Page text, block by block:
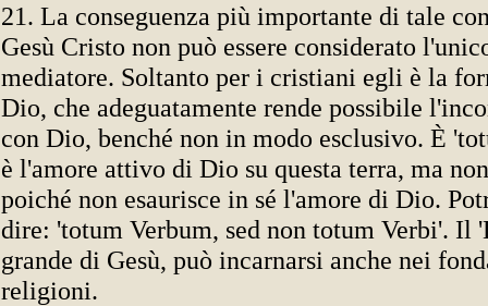
21. La conseguenza più importante di tale
Gesù Cristo non può essere considerato
mediatore. Soltanto per i cristiani egli è la
Dio, che adeguatamente rende possibile
con Dio, benché non in modo esclusivo. È
è l'amore attivo di Dio su questa terra, ma
poiché non esaurisce in sé l'amore di Dio.
dire: 'totum Verbum, sed non totum Verbi'. Il
grande di Gesù, può incarnarsi anche nei
religioni.